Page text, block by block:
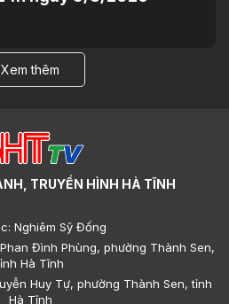
Xem thêm
TRUYỀN HÌNH HÀ TĨNH
Nghiêm Sỹ Đống
Đình Phùng, phường Thành Sen,
Hà Tĩnh
Huy Tự, phường Thành Sen, tỉnh
Hà Tĩnh